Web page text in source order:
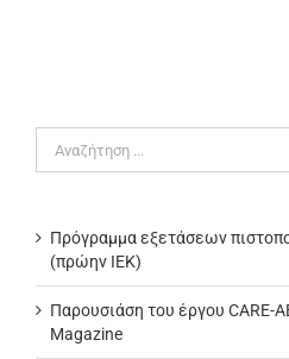
για:
Πρόγραμμα εξετάσεων
(πρώην ΙΕΚ)
Παρουσιάση του έργου CARE-
Magazine